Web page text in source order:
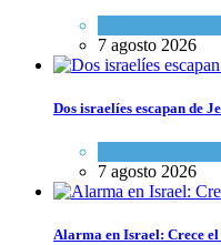
7 agosto 2026
Dos israelíes escapan de
7 agosto 2026
Alarma en Israel: Crece